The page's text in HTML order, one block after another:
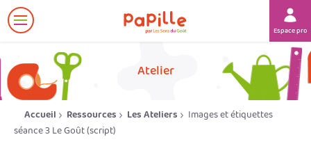
Afficher
le
Espace
Atelier
Accueil Ressources Les Ateliers
Images et étiquettes
séance 3 Le Goût (script)